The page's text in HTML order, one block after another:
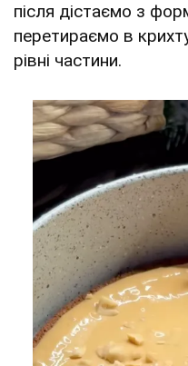
після дістаємо з
перетираємо в
рівні частини.